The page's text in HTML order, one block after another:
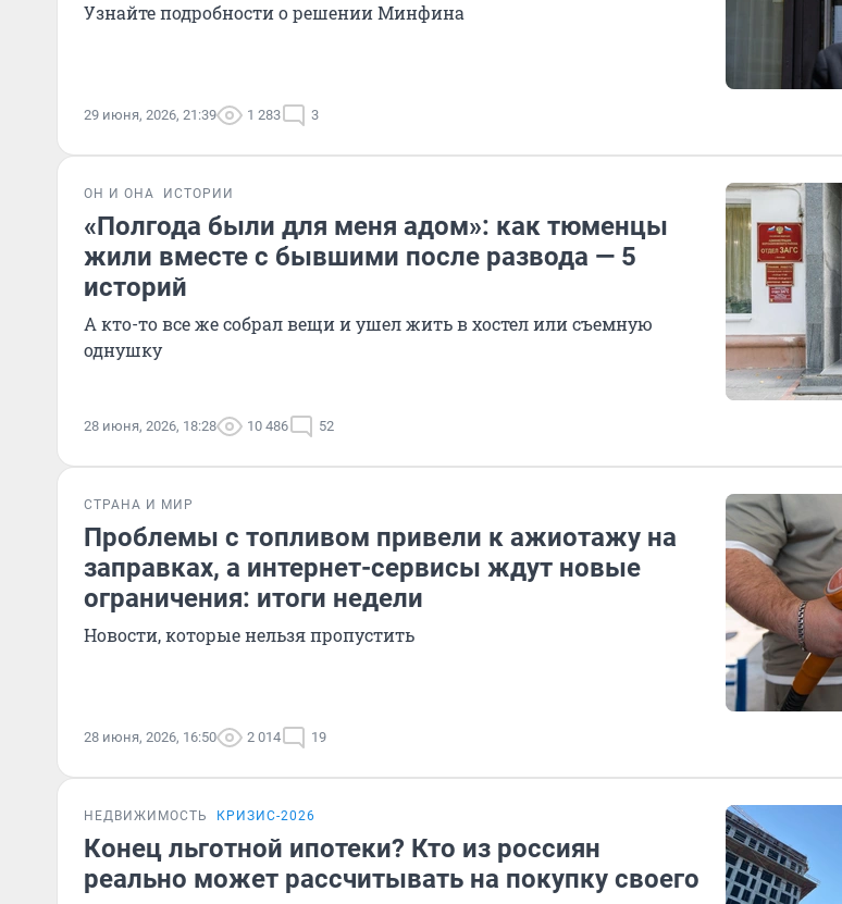
Узнайте подробности о решении Минфина
29 июня, 2026, 21:39 1 283 3
ОН И ОНА ИСТОРИИ
«Полгода были для меня адом»: как тюменцы
жили вместе с бывшими после развода — 5
историй
А кто-то все же собрал вещи и ушел жить в хостел или съемную
однушку
28 июня, 2026, 18:28 10 486 52
СТРАНА И МИР
Проблемы с топливом привели к ажиотажу на
заправках, а интернет-сервисы ждут новые
ограничения: итоги недели
Новости, которые нельзя пропустить
28 июня, 2026, 16:50 2 014 19
НЕДВИЖИМОСТЬ КРИЗИС-2026
Конец льготной ипотеки? Кто из россиян
реально может рассчитывать на покупку своего